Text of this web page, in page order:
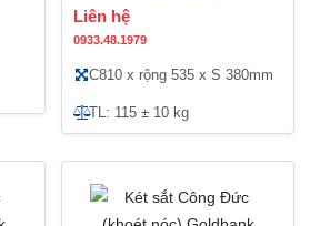
Liên hệ
0933.48.1979
C810 x rộng 535 x S 380mm
TL: 115 ± 10 kg